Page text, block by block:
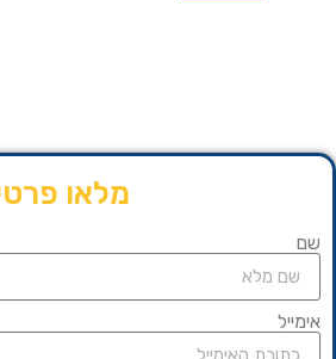
מלאו
שם
אימייל